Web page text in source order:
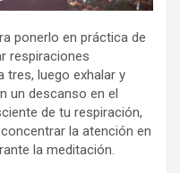
ponerlo en práctica de
respiraciones
tres, luego exhalar y
un descanso en el
de tu respiración,
la atención en
la meditación.